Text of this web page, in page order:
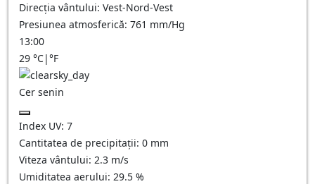
Direcția vântului: Vest-Nord-Vest
Presiunea atmosferică: 761 mm/Hg
13:00
29 °C|°F
Cer senin
Index UV: 7
Cantitatea de precipitații: 0 mm
Viteza vântului: 2.3 m/s
Umiditatea aerului: 29.5 %